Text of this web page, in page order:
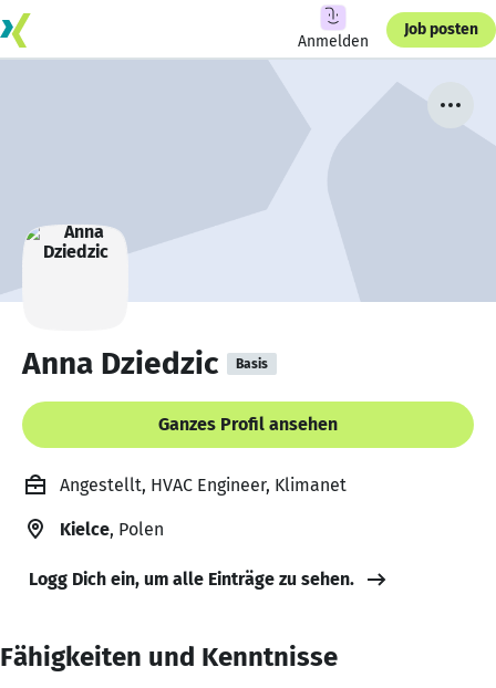
Anmelden
Job posten
Anna Dziedzic Basis
Ganzes Profil ansehen
Angestellt, HVAC Engineer, Klimanet
Kielce, Polen
Logg Dich ein, um alle Einträge zu sehen.
Fähigkeiten und Kenntnisse